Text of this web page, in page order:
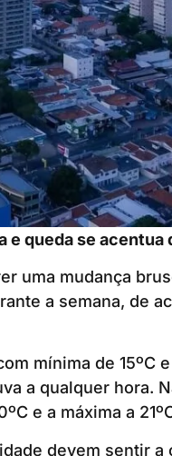
queda se acentua
uma mudança
a semana, de
mínima de 15ºC
a qualquer hora.
e a máxima a
devem sentir a